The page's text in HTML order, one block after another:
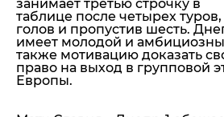
занимает третью строчку в
таблице после четырех туров,
голов и пропустив шесть.
имеет молодой и
также мотивацию доказать
право на выход в групповой
Европы.